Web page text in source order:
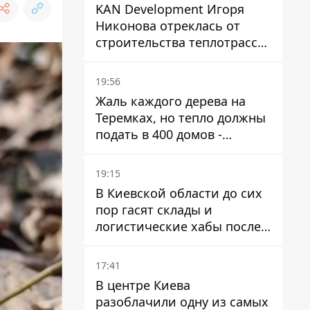
KAN Development Игоря
Никонова отреклась от
строительства теплотрассы
на Теремках
19:56
Жаль каждого дерева на
Теремках, но тепло должны
подать в 400 домов -
депутат Киевсовета
19:15
В Киевской области до сих
пор гасят склады и
логистические хабы после
прилетов ракет - ГСЧС
17:41
В центре Киева
разоблачили одну из самых